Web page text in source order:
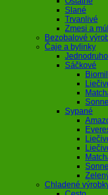
Slané
Trvanlivé
Zmesi a
Bezobalové
Čaje a bylinky
Sáčkové
Sypané
Chladené